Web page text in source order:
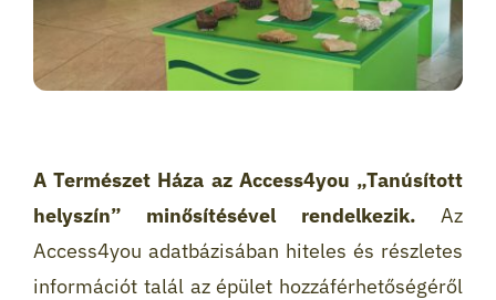
A Természet Háza az Access4you „Tanúsított
helyszín” minősítésével rendelkezik. Az
Access4you adatbázisában hiteles és részletes
információt talál az épület hozzáférhetőségéről